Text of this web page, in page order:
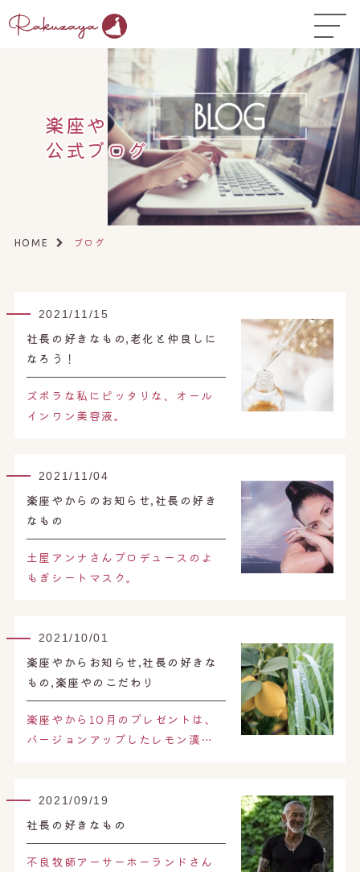
TOP
はじめての方へ
コース料金
よくある質問
お悩み温活ガイド▼
店舗一覧▼
開業サポート
オンライン予約はこちら
楽座や
公式ブログ
HOME ブログ
2021/11/15
社長の好きなもの,老化と仲良しに
なろう！
ズボラな私にピッタリな、オール
インワン美容液。
2021/11/04
楽座やからのお知らせ,社長の好き
なもの
土屋アンナさんプロデュースのよ
もぎシートマスク。
2021/10/01
楽座やからお知らせ,社長の好きな
もの,楽座やのこだわり
楽座やから10月のプレゼントは、
バージョンアップしたレモン漢…
2021/09/19
社長の好きなもの
不良牧師アーサーホーランドさん